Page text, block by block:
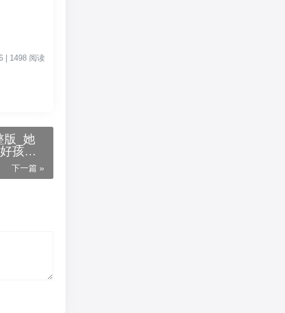
| 1498 阅读
版_她
孩子
在线
子名
下一篇 »